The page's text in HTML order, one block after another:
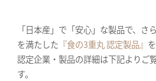
「日本産」で「安心」な製品で、さ
を満たした 『食の3重丸 認定製品』
認定企業・製品の詳細は下記よりご
す。